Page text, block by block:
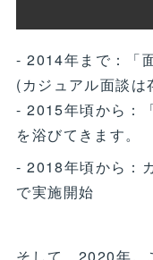
- 2014年まで：「
(カジュアル面談は
- 2015年頃から：
を浴びてきます。
- 2018年頃から：
で実施開始